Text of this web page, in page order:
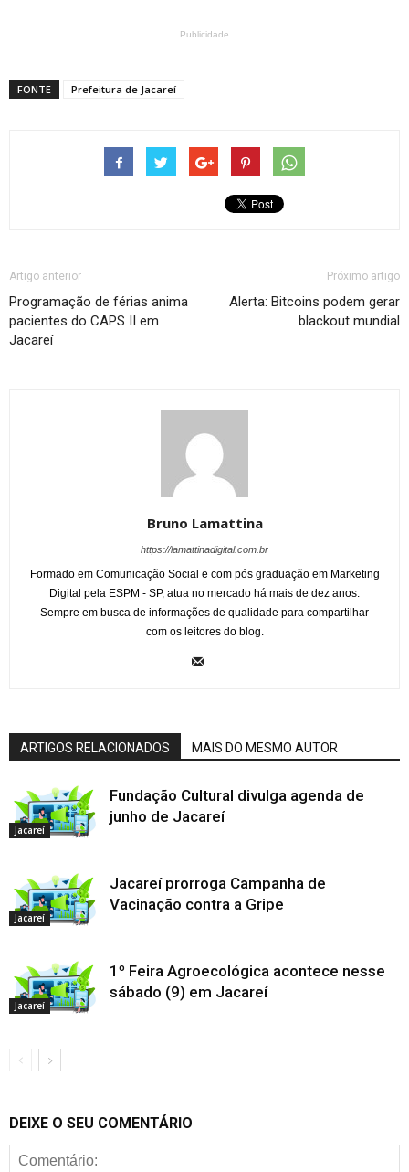
Publicidade
FONTE Prefeitura de Jacareí
Artigo anterior
Programação de férias anima
pacientes do CAPS II em
Jacareí
Próximo artigo
Alerta: Bitcoins podem gerar
blackout mundial
Bruno Lamattina
https://lamattinadigital.com.br
Formado em Comunicação Social e com pós graduação em Marketing
Digital pela ESPM - SP, atua no mercado há mais de dez anos.
Sempre em busca de informações de qualidade para compartilhar
com os leitores do blog.
ARTIGOS RELACIONADOS MAIS DO MESMO AUTOR
Jacareí
Fundação Cultural divulga agenda de
junho de Jacareí
Jacareí
Jacareí prorroga Campanha de
Vacinação contra a Gripe
Jacareí
1º Feira Agroecológica acontece nesse
sábado (9) em Jacareí
DEIXE O SEU COMENTÁRIO